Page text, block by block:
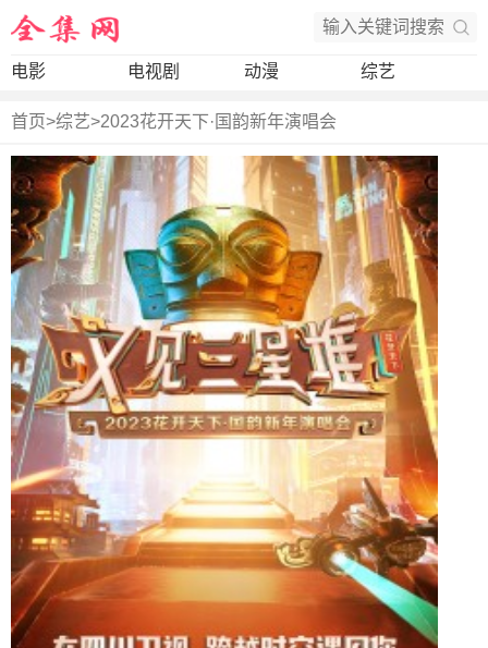
电影 电视剧 动漫 综艺
首页>综艺>2023花开天下·国韵新年演唱会